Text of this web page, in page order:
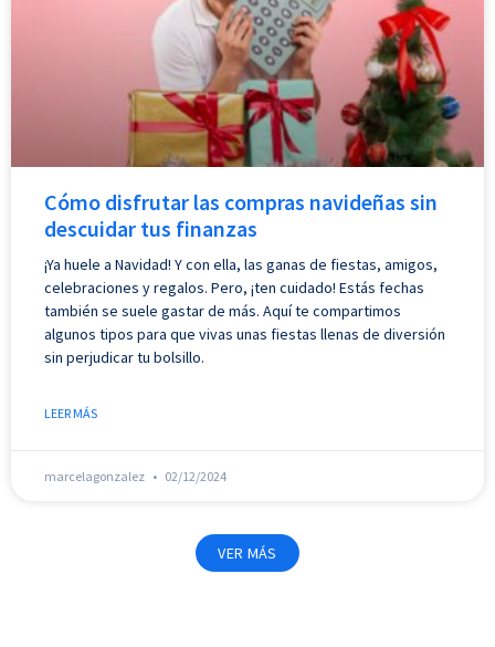
Cómo disfrutar las compras navideñas sin
descuidar tus finanzas
¡Ya huele a Navidad! Y con ella, las ganas de fiestas, amigos,
celebraciones y regalos. Pero, ¡ten cuidado! Estás fechas
también se suele gastar de más. Aquí te compartimos
algunos tipos para que vivas unas fiestas llenas de diversión
sin perjudicar tu bolsillo.
LEER MÁS
marcelagonzalez 02/12/2024
VER MÁS